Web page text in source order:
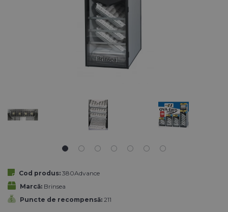
Cod produs: 380Advance
Marcă: Brinsea
Puncte de recompensă: 211